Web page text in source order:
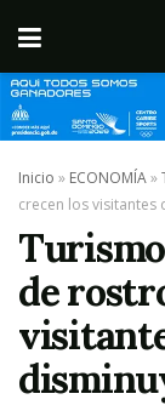
Inicio » ECONOMÍA»
crecen los visitantes
de